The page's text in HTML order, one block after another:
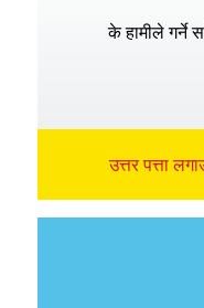
के हामीले गर्ने
उत्तर पत्ता